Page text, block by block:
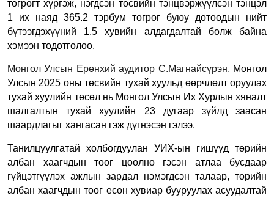
төгрөгт хүргэж, нэгдсэн төсвийн тэнцвэржүүлсэн тэнцэл
1 их наяд 365.2 тэрбум төгрөг буюу дотоодын нийт
бүтээгдэхүүний 1.5 хувийн алдагдалтай болж байна
хэмээн тодотголоо.
Монгол Улсын Ерөнхий аудитор С.Магнайсүрэн, Монгол
Улсын 2025 оны төсвийн тухай хуульд өөрчлөлт оруулах
тухай хуулийн төсөл нь Монгол Улсын Их Хурлын хяналт
шалгалтын тухай хуулийн 23 дугаар зүйлд заасан
шаардлагыг хангасан гэж дүгнэсэн гэлээ.
Танилцуулгатай холбогдуулан УИХ-ын гишүүд төрийн
албан хаагчдын тоог цөөлнө гэсэн атлаа бусдаар
гүйцэтгүүлэх ажлын зардал нэмэгдсэн талаар, төрийн
албан хаагчдын тоог есөн хувиар бууруулах асуудалтай